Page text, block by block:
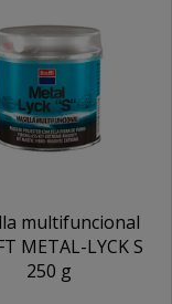
multifuncional
METAL-LYCK S
250 g